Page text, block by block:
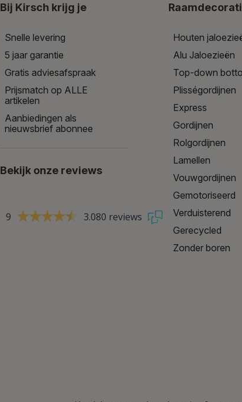
Bij Kirsch krijg je
Snelle levering
5 jaar garantie
Gratis adviesafspraak
Prijsmatch op ALLE
artikelen
Aanbiedingen als
nieuwsbrief abonnee
Bekijk onze reviews
9 3.080 reviews
Houten
Alu Jaloezieën
Top-down
Plisségordijnen
Express
Gordijnen
Rolgordijnen
Lamellen
Vouwgordijnen
Gemotoriseerd
Verduisterend
Gerecycled
Zonder boren